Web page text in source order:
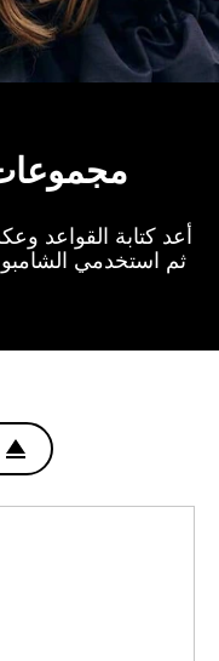
أعد كتابة القواعد
ثم استخدمي